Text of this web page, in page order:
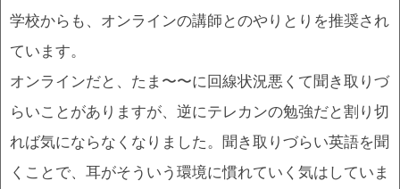
学校からも、オンラインの講師とのやりとりを推奨され
ています。
オンラインだと、たま〜〜に回線状況悪くて聞き取りづ
らいことがありますが、逆にテレカンの勉強だと割り切
れば気にならなくなりました。聞き取りづらい英語を聞
くことで、耳がそういう環境に慣れていく気はしていま